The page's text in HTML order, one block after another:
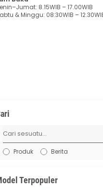
8.15WIB – 17.00WIB
& Minggu: 08:30WIB –
Produk Berita
Terpopuler